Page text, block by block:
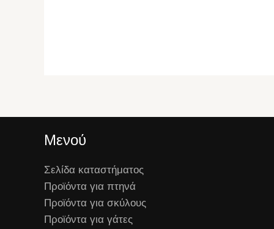
Μενού
Σελίδα καταστήματος
Προϊόντα για πτηνά
Προϊόντα για σκύλους
Προϊόντα για γάτες